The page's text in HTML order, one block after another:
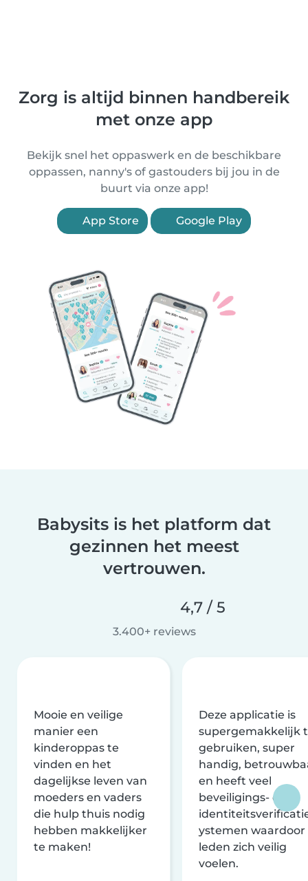
Zorg is altijd binnen handbereik
met onze app
Bekijk snel het oppaswerk en de beschikbare
oppassen, nanny's of gastouders bij jou in de
buurt via onze app!
App Store Google Play
Babysits is het platform dat
gezinnen het meest
vertrouwen.
4,7 / 5
3.400+ reviews
Mooie en veilige
manier een
kinderoppas te
vinden en het
dagelijkse leven van
moeders en vaders
die hulp thuis nodig
hebben makkelijker
te maken!
Deze applicatie is
supergemakkelijk
gebruiken, super
handig,
en heeft veel
beveiligings- en
ystemen waardoor
leden zich veilig
voelen.